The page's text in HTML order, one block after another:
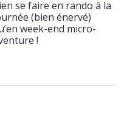
se faire en rando à la
(bien énervé)
week-end micro-
!